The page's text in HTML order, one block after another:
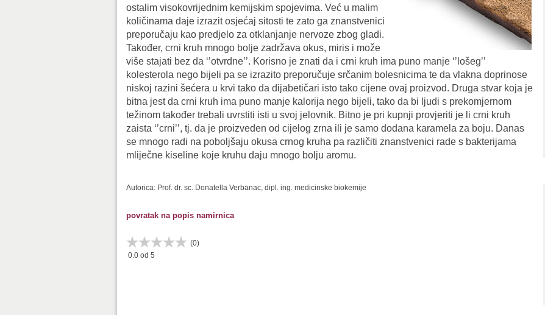
ostalim visokovrijednim kemijskim spojevima. Već u malim
količinama daje izrazit osjećaj sitosti te zato ga znanstvenici
preporučaju kao predjelo za otklanjanje nervoze zbog gladi.
Također, crni kruh mnogo bolje zadržava okus, miris i može
više stajati bez da ‘’otvrdne’’. Korisno je znati da i crni kruh ima puno manje ‘’lošeg’’
kolesterola nego bijeli pa se izrazito preporučuje srčanim bolesnicima te da vlakna doprinose
niskoj razini šećera u krvi tako da dijabetičari isto tako cijene ovaj proizvod. Druga stvar koja je
bitna jest da crni kruh ima puno manje kalorija nego bijeli, tako da bi ljudi s prekomjernom
težinom također trebali uvrstiti isti u svoj jelovnik. Bitno je pri kupnji provjeriti je li crni kruh
zaista ‘’crni’’, tj. da je proizveden od cijelog zrna ili je samo dodana karamela za boju. Danas
se mnogo radi na poboljšaju okusa crnog kruha pa različiti znanstvenici rade s bakterijama
mliječne kiseline koje kruhu daju mnogo bolju aromu.
Autorica: Prof. dr. sc. Donatella Verbanac, dipl. ing. medicinske biokemije
povratak na popis namirnica
(0)
0.0 od 5